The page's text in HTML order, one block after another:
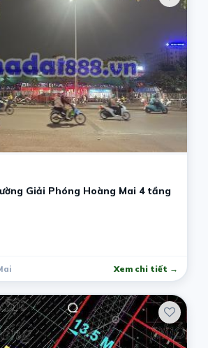
Giải Phóng Hoàng Mai 4 tầng
Xem chi tiết →